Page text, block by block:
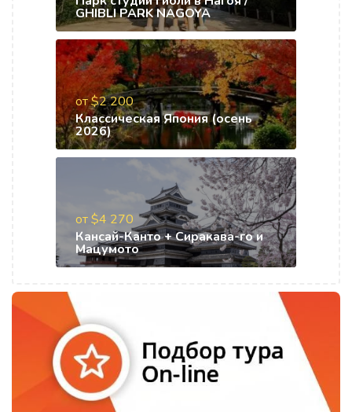
GHIBLI PARK NAGOYA
от $2 200
Классическая Япония (осень
2026)
от $4 270
Кансай-Канто + Сиракава-го и
Мацумото